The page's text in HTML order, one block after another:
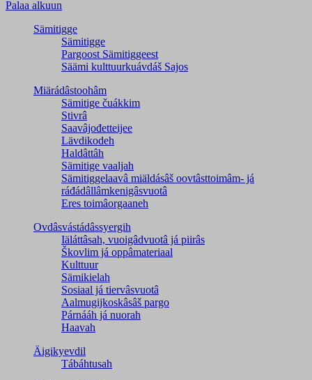
Palaa alkuun
Sämitigge
Sämitigge
Pargoost Sämitiggeest
Säämi kulttuurkuávdáš Sajos
Miärádâstoohâm
Sämitige čuákkim
Stivrâ
Saavâjođetteijee
Lävdikodeh
Haldâttâh
Sämitige vaaljah
Sämitiggelaavâ miäldásâš oovtâsttoimâm- já
ráđádâllâmkenigâsvuotâ
Eres toimâorgaaneh
Ovdâsvástádâssyergih
Iäláttâsah, vuoigâdvuotâ já piirâs
Škovlim já oppâmateriaal
Kulttuur
Sämikielah
Sosiaal já tiervâsvuotâ
Aalmugijkoskâsâš pargo
Párnááh já nuorah
Haavah
Äigikyevdil
Tábáhtusah